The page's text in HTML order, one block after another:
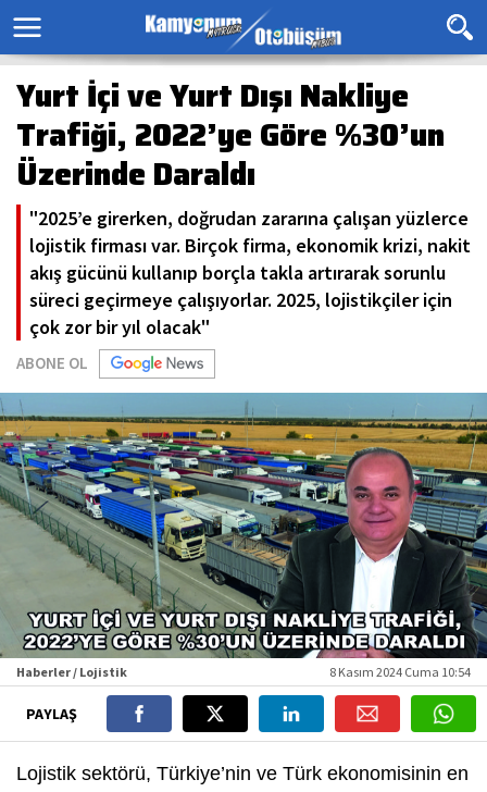
Yurt İçi ve Yurt Dışı Nakliye
Trafiği, 2022’ye Göre %30’un
Üzerinde Daraldı
"2025’e girerken, doğrudan zararına çalışan yüzlerce
lojistik firması var. Birçok firma, ekonomik krizi, nakit
akış gücünü kullanıp borçla takla artırarak sorunlu
süreci geçirmeye çalışıyorlar. 2025, lojistikçiler için
çok zor bir yıl olacak"
ABONE OL
Haberler / Lojistik 8 Kasım 2024 Cuma 10:54
PAYLAŞ
Lojistik sektörü, Türkiye’nin ve Türk ekonomisinin en